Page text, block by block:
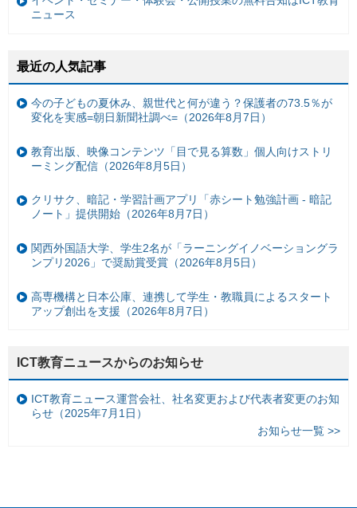
ニュース
最近の人気記事
今の子どもの夏休み、親世代と何が違う？保護者の73.5％が
変化を実感=朝日新聞社調べ=（2026年8月7日）
教育出版、映像コンテンツ「目で見る算数」個人向けストリ
ーミング配信（2026年8月5日）
クリサク、暗記・学習計画アプリ「赤シート勉強計画 - 暗記
ノート」提供開始（2026年8月7日）
関西外国語大学、学生2名が「ラーニングイノベーショングラ
ンプリ2026」で奨励賞受賞（2026年8月5日）
高専機構と日本公庫、連携して学生・教職員によるスタート
アップ創出を支援（2026年8月7日）
ICT教育ニュースからのお知らせ
ICT教育ニュース運営会社、社名変更および代表者変更のお知
らせ（2025年7月1日）
お知らせ一覧 >>